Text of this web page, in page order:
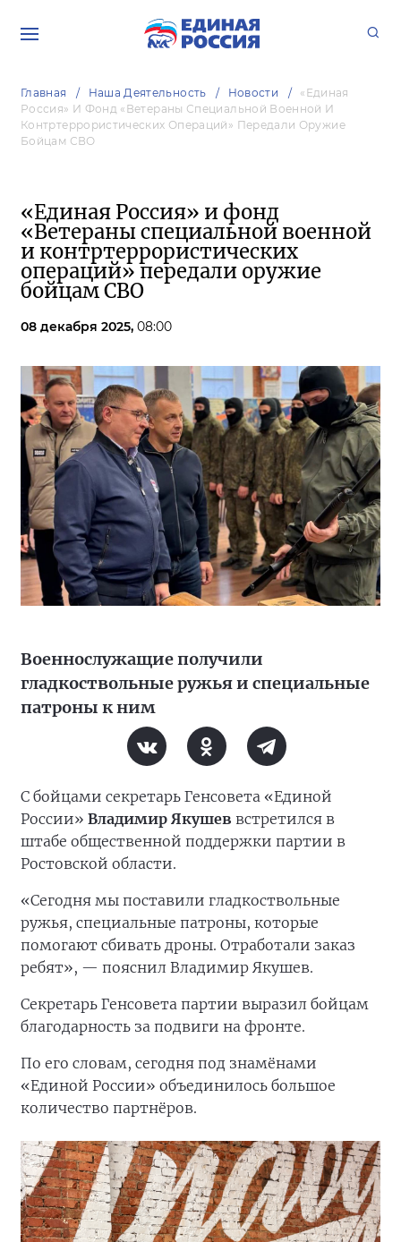
Главная Наша Деятельность Новости
«Единая
Россия» И Фонд «Ветераны Специальной Военной И
Контртеррористических Операций» Передали Оружие
Бойцам СВО
«Единая Россия» и фонд
«Ветераны специальной военной
и контртеррористических
операций» передали оружие
бойцам СВО
08 декабря 2025, 08:00
Военнослужащие получили
гладкоствольные ружья и специальные
патроны к ним
С бойцами секретарь Генсовета «Единой
России» Владимир Якушев встретился в
штабе общественной поддержки партии в
Ростовской области.
«Сегодня мы поставили гладкоствольные
ружья, специальные патроны, которые
помогают сбивать дроны. Отработали заказ
ребят», — пояснил Владимир Якушев.
Секретарь Генсовета партии выразил бойцам
благодарность за подвиги на фронте.
По его словам, сегодня под знамёнами
«Единой России» объединилось большое
количество партнёров.